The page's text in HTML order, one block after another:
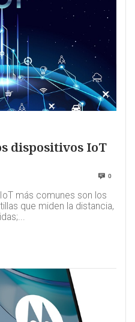
dispositivos IoT
0
más comunes son los
que miden la distancia,